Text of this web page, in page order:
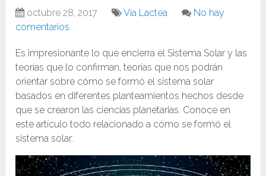
octubre 28, 2017 Vía Lactea
No hay
comentarios
Es impresionante lo que encierra el Sistema Solar y las
teorías que lo confirman, teorías que nos podrán
orientar sobre cómo se formó el sistema solar
basados en diferentes planteamientos hechos desde
que se crearon las ciencias planetarias. Conoce en
este artículo todo relacionado a cómo se formó el
sistema solar.